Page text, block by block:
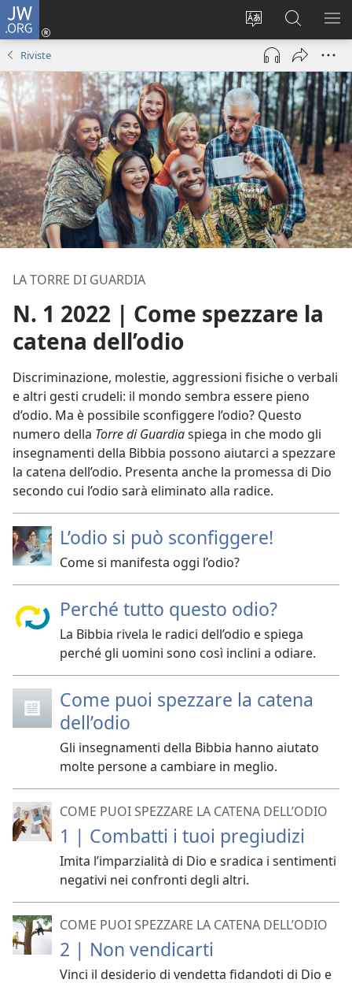
JW.ORG
Modificare
lingua
del
sito
Accedi
(apre
nuova
finestra)
Cerca
in
JW.ORG
Riviste
LA TORRE DI GUARDIA
N. 1 2022 | Come spezzare la
catena dell’odio
Discriminazione, molestie, aggressioni fisiche o verbali
e altri gesti crudeli: il mondo sembra essere pieno
d’odio. Ma è possibile sconfiggere l’odio? Questo
numero della Torre di Guardiaspiega in che modo gli
insegnamenti della Bibbia possono aiutarci a spezzare
la catena dell’odio. Presenta anche la promessa di Dio
secondo cui l’odio sarà eliminato alla radice.
L’odio si può sconfiggere!
Come si manifesta oggi l’odio?
Perché tutto questo odio?
La Bibbia rivela le radici dell’odio e spiega
perché gli uomini sono così inclini a odiare.
Come puoi spezzare la catena
dell’odio
Gli insegnamenti della Bibbia hanno aiutato
molte persone a cambiare in meglio.
COME PUOI SPEZZARE LA CATENA DELL’ODIO
1 | Combatti i tuoi pregiudizi
Imita l’imparzialità di Dio e sradica i sentimenti
negativi nei confronti degli altri.
COME PUOI SPEZZARE LA CATENA DELL’ODIO
2 | Non vendicarti
Vinci il desiderio di vendetta fidandoti di Dio e